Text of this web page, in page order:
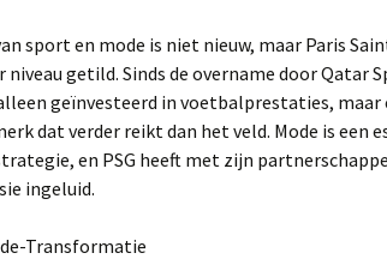
sport en mode is niet nieuw, maar Paris
niveau getild. Sinds de overname door Qatar
geïnvesteerd in voetbalprestaties,
dat verder reikt dan het veld. Mode is een
en PSG heeft met zijn
ingeluid.
Transformatie